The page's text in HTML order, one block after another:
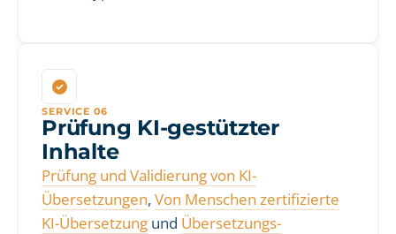
SERVICE 06
Prüfung KI-gestützter
Inhalte
Prüfung und Validierung von KI-
Übersetzungen, Von Menschen zertifizierte
KI-Übersetzung und Übersetzungs-